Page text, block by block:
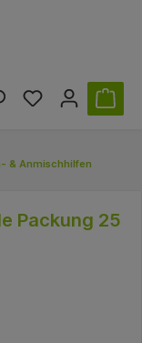
& Anmischhilfen
Packung 25